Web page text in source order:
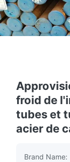
froid de
tubes et
acier de
Brand Name: